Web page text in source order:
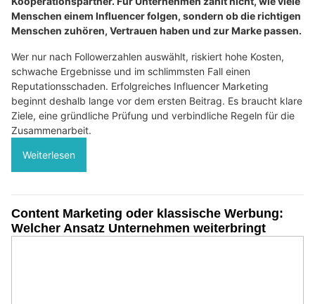
Menschen einem Influencer folgen, sondern ob die richtigen
Menschen zuhören, Vertrauen haben und zur Marke passen.
Wer nur nach Followerzahlen auswählt, riskiert hohe Kosten,
schwache Ergebnisse und im schlimmsten Fall einen
Reputationsschaden. Erfolgreiches Influencer Marketing
beginnt deshalb lange vor dem ersten Beitrag. Es braucht klare
Ziele, eine gründliche Prüfung und verbindliche Regeln für die
Zusammenarbeit.
Weiterlesen
Content Marketing oder klassische Werbung:
Welcher Ansatz Unternehmen weiterbringt